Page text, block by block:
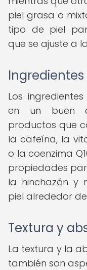
piel grasa o
tipo de piel
que se ajuste a
Los
en un buen
productos que
la cafeína, la
o la coenzima
propiedades
la hinchazón y
piel alrededor
Textura y
La textura y la
también son